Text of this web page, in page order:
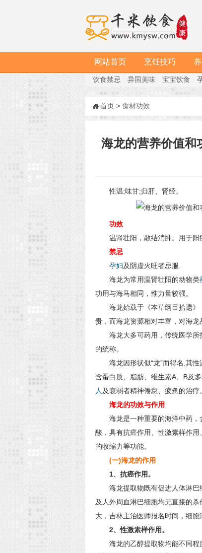
网站首页 烹饪技巧
饮食禁忌 异国美味 宝宝饮食
首页 > 食材功效
海龙的营养价值和
性温;味甘;归肝、肾经。
功效
温肾壮阳，散结消肿。用于阳
禁忌
孕妇及阴虚火旺者忌服.
海龙为常用温肾壮阳的动物类
功用与海马相同，惟力量较强。
海龙始载于《本草纲目拾遗》
贵，而海龙资源相对丰富，对海龙
海龙大多可药用，传统医学所
的统称。
海龙因形状似“龙”而得名,其性
含蛋白质、脂肪、维生素A、B及
人 及衰弱者精神倦怠、疲惫的治疗。
海龙的功效与作用
海龙是一种重要的海洋中药，
酸，具有抗癌作用、性激素样作
的收缩力等功能。
(一)海龙的作用
1、抗癌作用。
海龙提取物既有促进人体淋巴
及人外周血淋巴细胞均无直接的
大，吉林主治医师报名时间，细胞
2、性激素样作用。
海龙的乙醇提取物均能不同程